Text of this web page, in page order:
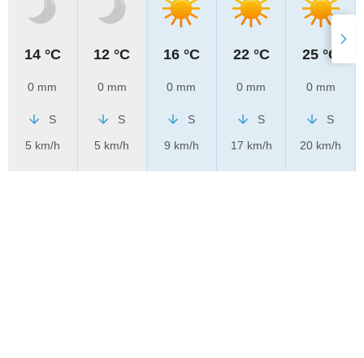
14 °C
0 mm
S
5 km/h
12 °C
0 mm
S
5 km/h
16 °C
0 mm
S
9 km/h
22 °C
0 mm
S
17 km/h
25 °C
0 mm
S
20 km/h